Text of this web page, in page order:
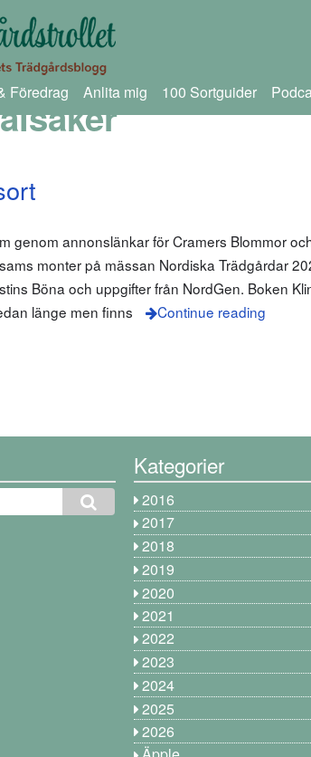
Föredrag Anlita mig 100 Sortguider
genom annonslänkar för Cramers Blommor
monter på mässan Nordiska Trädgårdar
Böna och uppgifter från NordGen. Boken
länge men finns
Continue reading
Kategorier
2016
2017
2018
2019
2020
2021
2022
2023
2024
2025
2026